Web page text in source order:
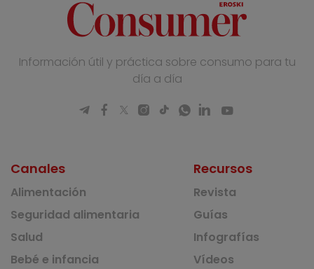
Información útil y práctica sobre consumo para tu
día a día
Canales
Alimentación
Seguridad alimentaria
Salud
Bebé e infancia
Recursos
Revista
Guías
Infografías
Vídeos